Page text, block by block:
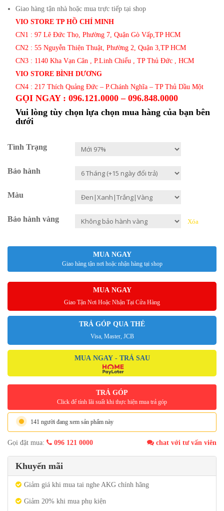
Giao hàng tận nhà hoặc mua trực tiếp tại shop
VIO STORE TP HỒ CHÍ MINH
CN1 : 97 Lê Đức Thọ, Phường 7, Quận Gò Vấp,TP HCM
CN2 : 55 Nguyễn Thiện Thuật, Phường 2, Quận 3,TP HCM
CN3 : 1140 Kha Vạn Cân , P.Linh Chiểu , TP Thủ Đức , HCM
VIO STORE BÌNH DƯƠNG
CN4 : 217 Thích Quảng Đức – P.Chánh Nghĩa – TP Thủ Dầu Một
GỌI NGAY : 096.121.0000 – 096.848.0000
Vui lòng tùy chọn lựa chọn mua hàng của bạn bên
dưới
Tình Trạng
Bảo hành
Màu
Bảo hành vàng Xóa
MUA NGAY
Giao hàng tận nơi hoặc nhận hàng tại shop
MUA NGAY
Giao Tận Nơi Hoặc Nhận Tại Cửa Hàng
TRẢ GÓP QUA THẺ
Visa, Master, JCB
MUA NGAY - TRẢ SAU
TRẢ GÓP
Click để tính lãi suất khi thực hiện mua trả góp
141 người đang xem sản phẩm này
Gọi đặt mua: 096 121 0000 chat với tư vấn viên
Khuyến mãi
Giảm giá khi mua tai nghe AKG chính hãng
Giảm 20% khi mua phụ kiện